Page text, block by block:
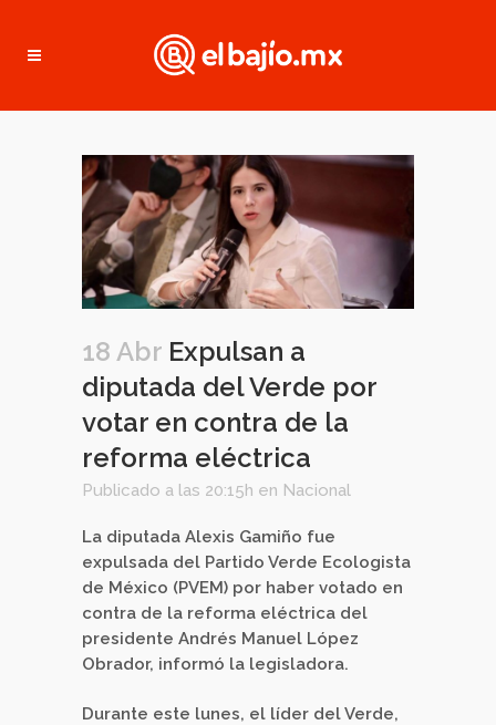
18 Abr Expulsan a
diputada del Verde por
votar en contra de la
reforma eléctrica
Publicado a las 20:15h en Nacional
La diputada Alexis Gamiño fue
expulsada del Partido Verde Ecologista
de México (PVEM) por haber votado en
contra de la reforma eléctrica del
presidente Andrés Manuel López
Obrador, informó la legisladora.
Durante este lunes, el líder del Verde,